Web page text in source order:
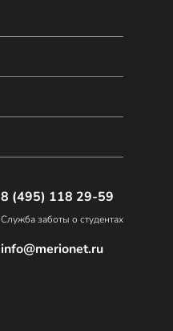
8 (495) 118 29-59
Служба заботы о студентах
info@merionet.ru